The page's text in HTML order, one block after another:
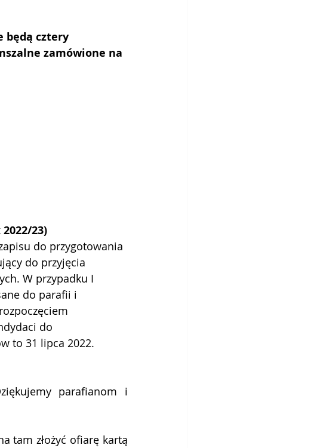
będą cztery
zamówione na
23)
do przygotowania
do przyjęcia
W przypadku I
do parafii i
do
to 31 lipca 2022.
parafianom i
tam złożyć ofiarę kartą